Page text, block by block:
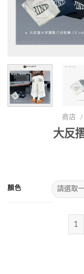
商店 /
大反
顏色
大